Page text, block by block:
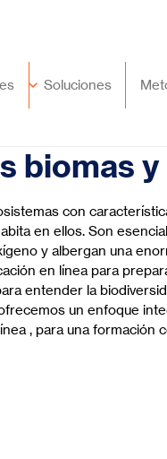
Soluciones
biomas
con
en ellos. Son
y albergan una
en línea para
entender la
un enfoque
, para una formación